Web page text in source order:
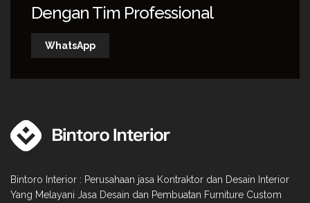
Dengan Tim Professional
WhatsApp
Bintoro Interior : Perusahaan jasa Kontraktor dan Desain Interior
Yang Melayani Jasa Desain dan Pembuatan Furniture Custom